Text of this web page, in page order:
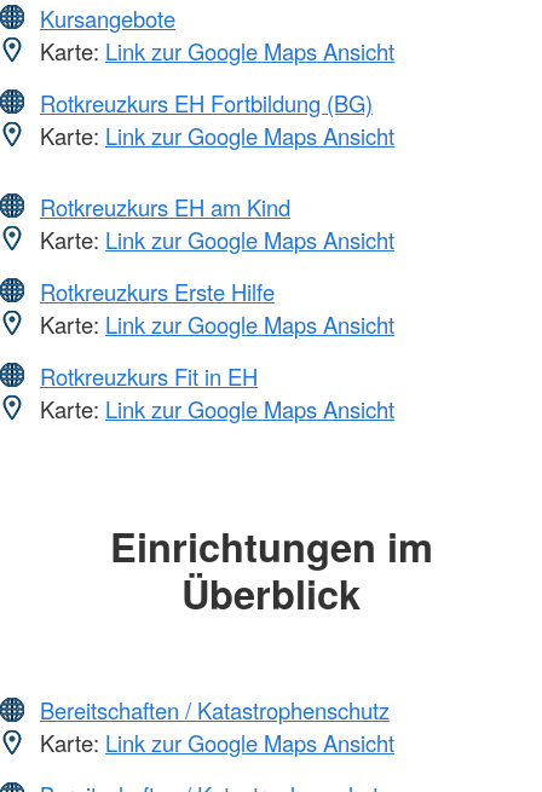
Kursangebote
Karte: Link zur Google Maps Ansicht
Rotkreuzkurs EH Fortbildung (BG)
Karte: Link zur Google Maps Ansicht
Rotkreuzkurs EH am Kind
Karte: Link zur Google Maps Ansicht
Rotkreuzkurs Erste Hilfe
Karte: Link zur Google Maps Ansicht
Rotkreuzkurs Fit in EH
Karte: Link zur Google Maps Ansicht
Einrichtungen im
Überblick
Bereitschaften / Katastrophenschutz
Karte: Link zur Google Maps Ansicht